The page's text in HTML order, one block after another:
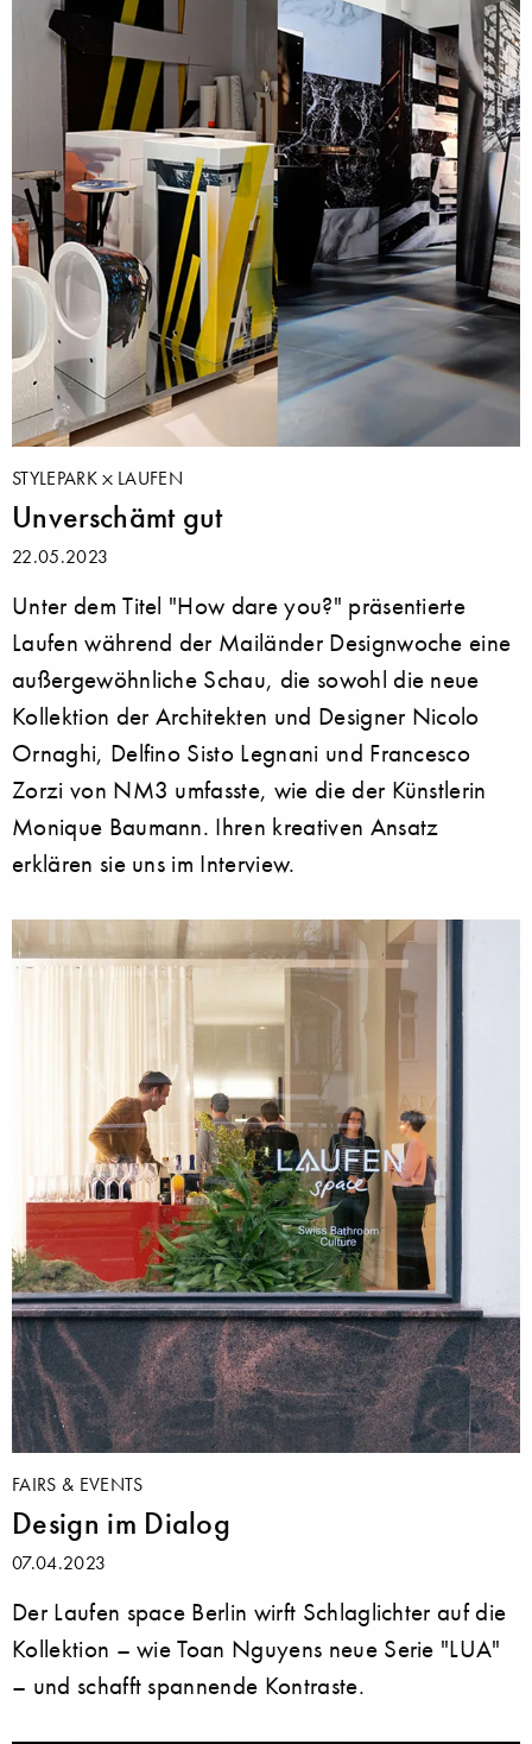
STYLEPARK LAUFEN
Unverschämt gut
22.05.2023
Unter dem Titel "How dare you?" präsentierte
Laufen während der Mailänder Designwoche eine
außergewöhnliche Schau, die sowohl die neue
Kollektion der Architekten und Designer Nicolo
Ornaghi, Delfino Sisto Legnani und Francesco
Zorzi von NM3 umfasste, wie die der Künstlerin
Monique Baumann. Ihren kreativen Ansatz
erklären sie uns im Interview.
FAIRS & EVENTS
Design im Dialog
07.04.2023
Der Laufen space Berlin wirft Schlaglichter auf die
Kollektion – wie Toan Nguyens neue Serie "LUA"
– und schafft spannende Kontraste.